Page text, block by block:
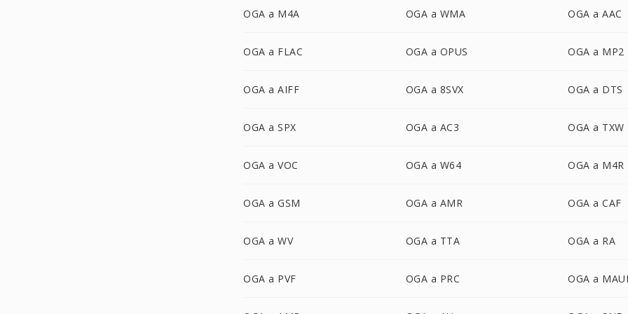
OGA a M4A OGA a WMA OGA a AAC
OGA a FLAC OGA a OPUS OGA a MP2
OGA a AIFF OGA a 8SVX OGA a DTS
OGA a SPX OGA a AC3 OGA a TXW
OGA a VOC OGA a W64 OGA a M4R
OGA a GSM OGA a AMR OGA a CAF
OGA a WV OGA a TTA OGA a RA
OGA a PVF OGA a PRC OGA a